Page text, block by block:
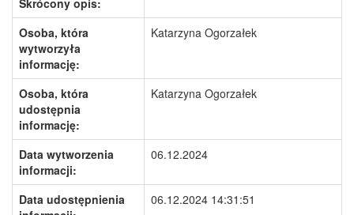
Skrócony opis:
Osoba, która
wytworzyła
informację:
Katarzyna Ogorzałek
Osoba, która
udostępnia
informację:
Katarzyna Ogorzałek
Data wytworzenia
informacji:
06.12.2024
Data udostępnienia
06.12.2024 14:31:51